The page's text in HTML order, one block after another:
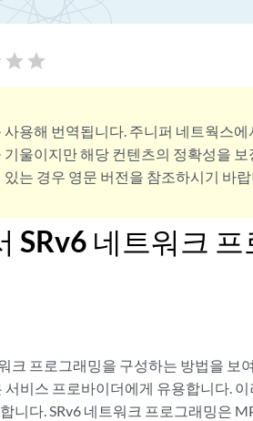
star star
용해 번역됩니다. 주니퍼 네트웍스
울이지만 해당 컨텐츠의 정확성을 보
는 경우 영문 버전을 참조하시기 바
SRv6 네트워크
크 프로그래밍을 구성하는 방법을 보
비스 프로바이더에게 유용합니다.
니다. SRv6 네트워크 프로그래밍은